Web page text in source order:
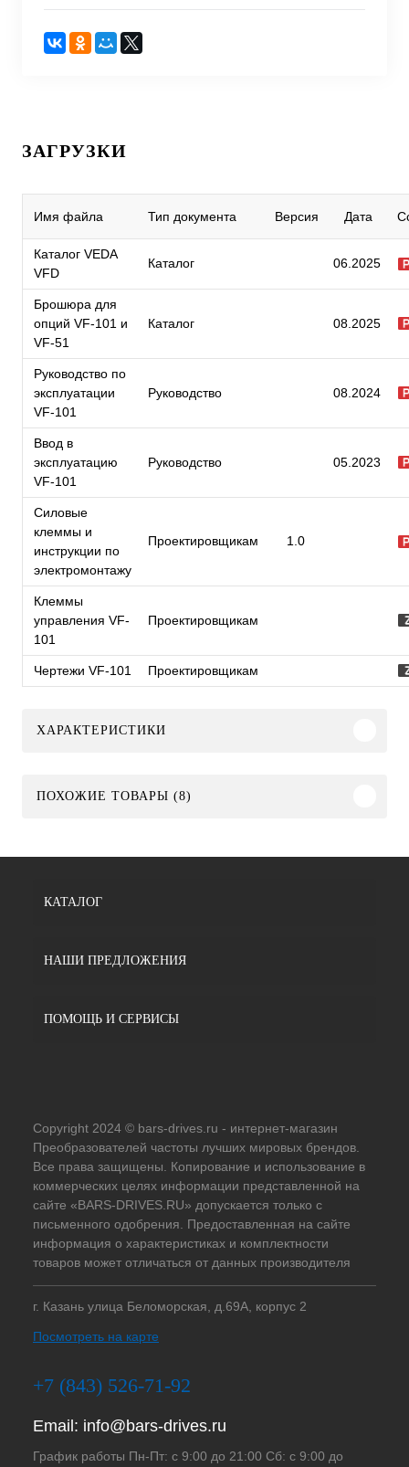
ЗАГРУЗКИ
Имя файла Тип документа Версия Дата
Каталог VEDA
VFD
Каталог 06.2025
Брошюра для
опций VF-101 и
VF-51
Каталог 08.2025
Руководство по
эксплуатации
VF-101
Руководство 08.2024
Ввод в
эксплуатацию
VF-101
Руководство 05.2023
Силовые
клеммы и
инструкции по
электромонтажу
Проектировщикам 1.0
Клеммы
управления VF-
101
Проектировщикам
Чертежи VF-101 Проектировщикам
ХАРАКТЕРИСТИКИ
ПОХОЖИЕ ТОВАРЫ (8)
КАТАЛОГ
НАШИ ПРЕДЛОЖЕНИЯ
ПОМОЩЬ И СЕРВИСЫ
Copyright 2024 © bars-drives.ru - интернет-магазин
Преобразователей частоты лучших мировых брендов.
Все права защищены. Копирование и использование в
коммерческих целях информации представленной на
сайте «BARS-DRIVES.RU» допускается только с
письменного одобрения. Предоставленная на сайте
информация о характеристиках и комплектности
товаров может отличаться от данных производителя
г. Казань улица Беломорская, д.69А, корпус 2
Посмотреть на карте
+7 (843) 526-71-92
Email: info@bars-drives.ru
График работы Пн-Пт: с 9:00 до 21:00 Сб: с 9:00 до